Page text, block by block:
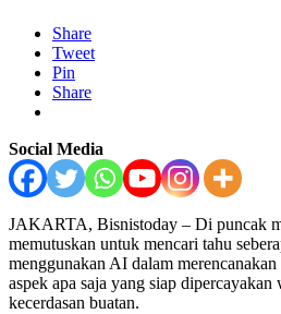
Share
Tweet
Pin
Share
Social Media
JAKARTA, Bisnistoday – Di puncak
memutuskan untuk mencari tahu
menggunakan AI dalam merencanakan
aspek apa saja yang siap dipercayakan
kecerdasan buatan.